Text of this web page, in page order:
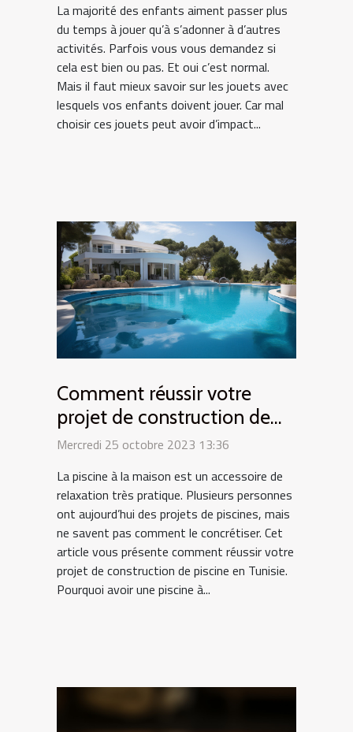
La majorité des enfants aiment passer plus
du temps à jouer qu’à s’adonner à d’autres
activités. Parfois vous vous demandez si
cela est bien ou pas. Et oui c’est normal.
Mais il faut mieux savoir sur les jouets avec
lesquels vos enfants doivent jouer. Car mal
choisir ces jouets peut avoir d’impact...
Comment réussir votre
projet de construction de
piscine en Tunisie ?
Mercredi 25 octobre 2023 13:36
La piscine à la maison est un accessoire de
relaxation très pratique. Plusieurs personnes
ont aujourd’hui des projets de piscines, mais
ne savent pas comment le concrétiser. Cet
article vous présente comment réussir votre
projet de construction de piscine en Tunisie.
Pourquoi avoir une piscine à...